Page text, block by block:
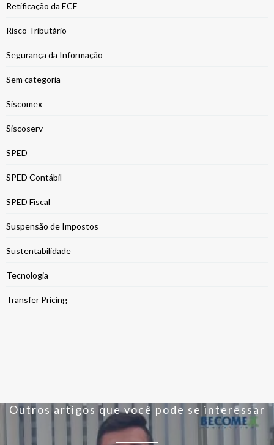
Retificação da ECF
Risco Tributário
Segurança da Informação
Sem categoria
Siscomex
Siscoserv
SPED
SPED Contábil
SPED Fiscal
Suspensão de Impostos
Sustentabilidade
Tecnologia
Transfer Pricing
Outros artigos que você pode se interessar